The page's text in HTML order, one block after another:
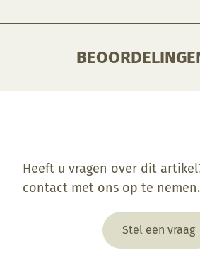
Heeft u vragen over dit
contact met ons op te nemen.
Stel een vraag